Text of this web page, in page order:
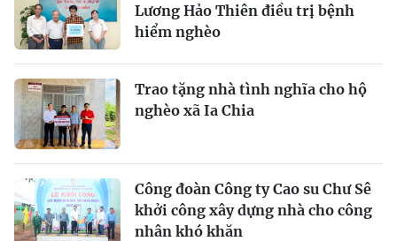
Lương Hảo Thiên điều trị bệnh
hiểm nghèo
Trao tặng nhà tình nghĩa cho hộ
nghèo xã Ia Chia
Công đoàn Công ty Cao su Chư Sê
khởi công xây dựng nhà cho công
nhân khó khăn